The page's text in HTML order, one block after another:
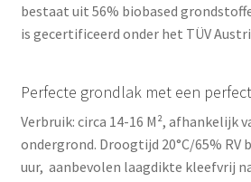
bestaat uit 56% biobased
is gecertificeerd onder het TÜV
Perfecte grondlak met een
Verbruik: circa 14-16 M², afhankelijk
ondergrond. Droogtijd 20°C/65% RV
uur, aanbevolen laagdikte kleefvrij na